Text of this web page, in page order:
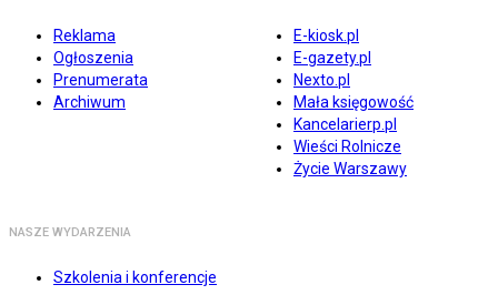
Reklama
Ogłoszenia
Prenumerata
Archiwum
E-kiosk.pl
E-gazety.pl
Nexto.pl
Mała księgowość
Kancelarierp.pl
Wieści Rolnicze
Życie Warszawy
NASZE WYDARZENIA
Szkolenia i konferencje